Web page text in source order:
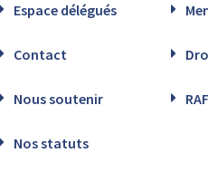
Espace délégués
Contact
Nous soutenir
Nos statuts